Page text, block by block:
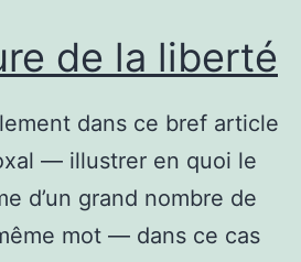
de la liberté
dans ce bref article
— illustrer en quoi le
d’un grand nombre de
mot — dans ce cas